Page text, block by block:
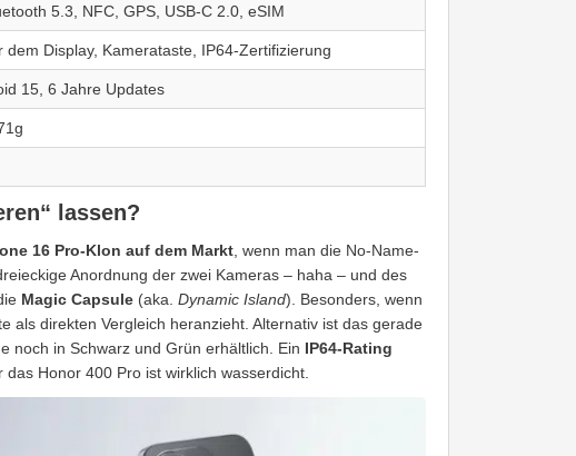
5.3, NFC, GPS, USB-C 2.0, eSIM
Display, Kamerataste, IP64-Zertifizierung
15, 6 Jahre Updates
lassen?
16 Pro-Klon auf dem Markt, wenn man die No-Name-
Anordnung der zwei Kameras – haha – und des
Magic Capsule (aka. Dynamic Island). Besonders, wenn
als direkten Vergleich heranzieht. Alternativ ist das gerade
noch in Schwarz und Grün erhältlich. Ein IP64-Rating
Honor 400 Pro ist wirklich wasserdicht.